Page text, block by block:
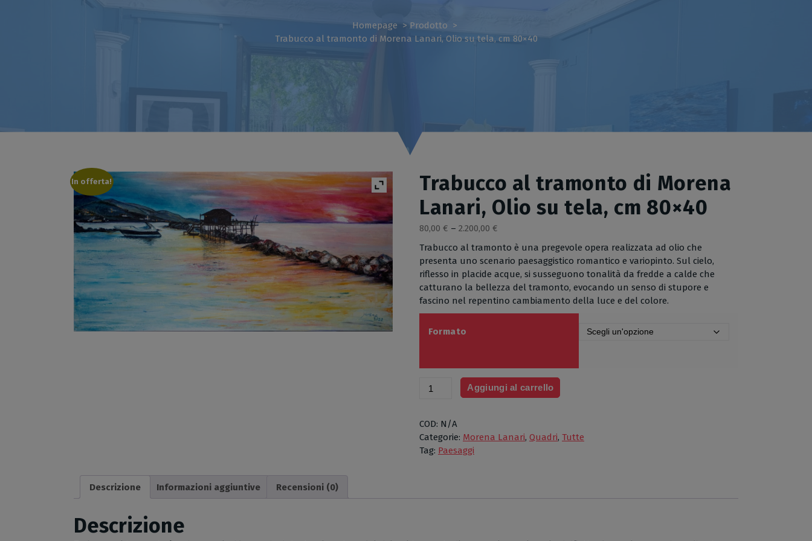
Homepage > Prodotto >
Trabucco al tramonto di Morena Lanari, Olio su tela, cm 80×40
In offerta!
Trabucco al tramonto di Morena
Lanari, Olio su tela, cm 80×40
80,00 € – 2.200,00 €
Trabucco al tramonto è una pregevole opera realizzata ad olio che
presenta uno scenario paesaggistico romantico e variopinto. Sul cielo,
riflesso in placide acque, si susseguono tonalità da fredde a calde che
catturano la bellezza del tramonto, evocando un senso di stupore e
fascino nel repentino cambiamento della luce e del colore.
Formato
Trabucco
di
Morena
Lanari,
Aggiungi al carrello
COD: N/A
Categorie: Morena Lanari, Quadri, Tutte
Tag: Paesaggi
Descrizione Informazioni aggiuntive Recensioni (0)
Descrizione